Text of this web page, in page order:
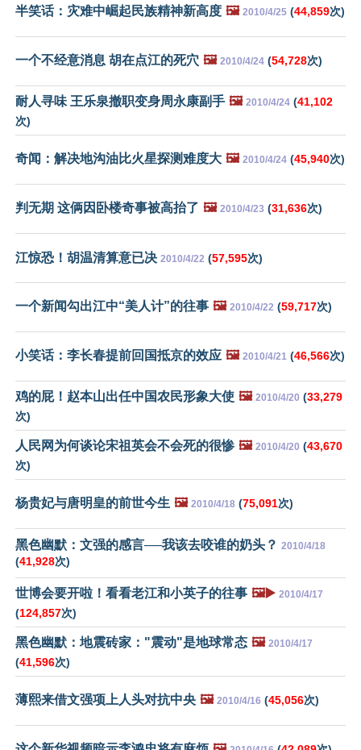
半笑话：灾难中崛起民族精神新高度 🖼️ 2010/4/25 (44,859次)
一个不经意消息 胡在点江的死穴 🖼️ 2010/4/24 (54,728次)
耐人寻味 王乐泉撤职变身周永康副手 🖼️ 2010/4/24 (41,102
次)
奇闻：解决地沟油比火星探测难度大 🖼️ 2010/4/24 (45,940次)
判无期 这俩因卧楼奇事被高抬了 🖼️ 2010/4/23 (31,636次)
江惊恐！胡温清算意已决 2010/4/22 (57,595次)
一个新闻勾出江中“美人计”的往事 🖼️ 2010/4/22 (59,717次)
小笑话：李长春提前回国抵京的效应 🖼️ 2010/4/21 (46,566次)
鸡的屁！赵本山出任中国农民形象大使 🖼️ 2010/4/20 (33,279
次)
人民网为何谈论宋祖英会不会死的很惨 🖼️ 2010/4/20 (43,670
次)
杨贵妃与唐明皇的前世今生 🖼️ 2010/4/18 (75,091次)
黑色幽默：文强的感言──我该去咬谁的奶头？ 2010/4/18
(41,928次)
世博会要开啦！看看老江和小英子的往事 🖼️▶️ 2010/4/17
(124,857次)
黑色幽默：地震砖家："震动"是地球常态 🖼️ 2010/4/17
(41,596次)
薄熙来借文强项上人头对抗中央 🖼️ 2010/4/16 (45,056次)